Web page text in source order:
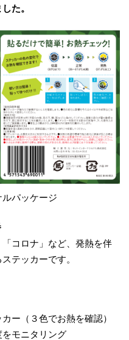
た。
パッケージ
「コロナ」など、発熱を伴
テッカーです。
ー（３色でお熱を確認）
をモニタリング